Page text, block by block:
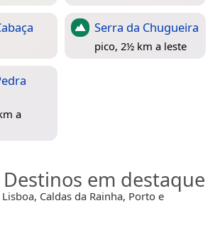
Serra da Chugueira
pico, 2½ km a leste
a
Destinos em destaque
Caldas da Rainha, Porto e